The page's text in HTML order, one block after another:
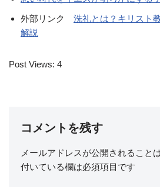
外部リンク 洗礼とは？キリスト
解説
Post Views: 4
コメントを残す
メールアドレスが公開されること
付いている欄は必須項目です